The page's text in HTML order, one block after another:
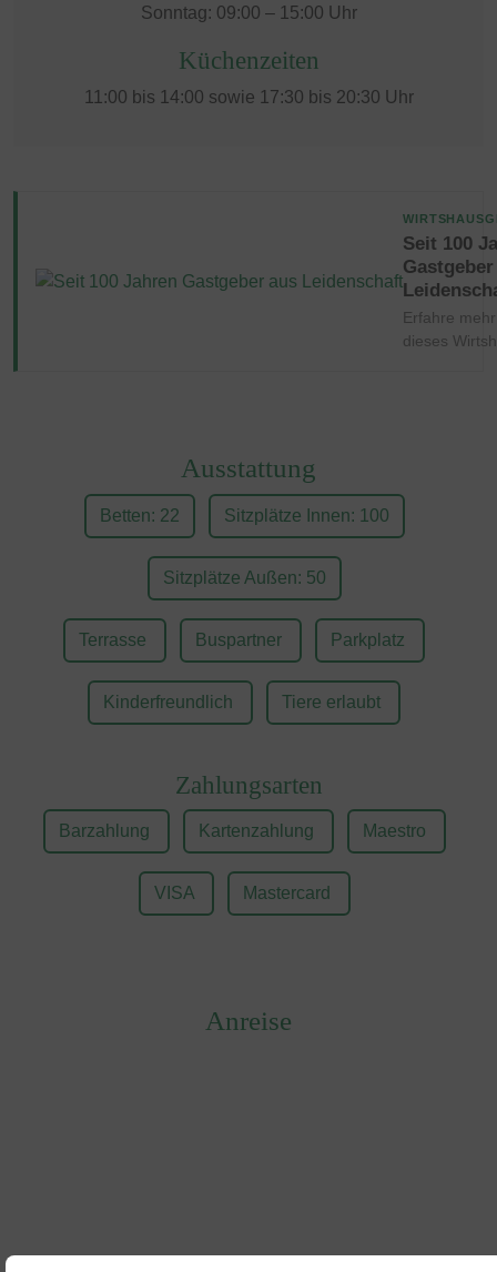
Sonntag: 09:00 – 15:00 Uhr
Küchenzeiten
11:00 bis 14:00 sowie 17:30 bis 20:30 Uhr
Seit 100
Erfahre
dieses
Ausstattung
Betten: 22 Sitzplätze Innen: 100
Sitzplätze Außen: 50
Terrasse Buspartner Parkplatz
Kinderfreundlich Tiere erlaubt
Zahlungsarten
Barzahlung Kartenzahlung Maestro
VISA Mastercard
Anreise